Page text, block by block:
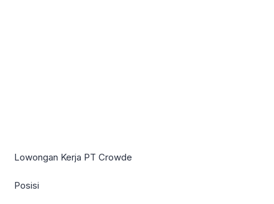
Lowongan Kerja PT Crowde
Posisi